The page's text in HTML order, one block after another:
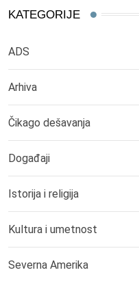
KATEGORIJE
ADS
Arhiva
Čikago dešavanja
Događaji
Istorija i religija
Kultura i umetnost
Severna Amerika